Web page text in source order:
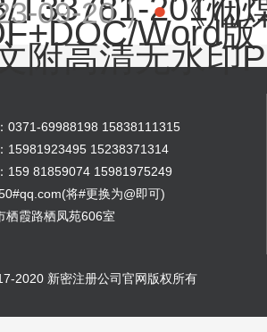
T33781-2017
Word
09-20 ） 《烟
附高清无水印
0371-69988198 15838111315
15981923495 15238371314
159 81859074 15981975249
将#更换为@即可)
栖霞路栖凤苑606室
2020 新密注册公司官网版权所有